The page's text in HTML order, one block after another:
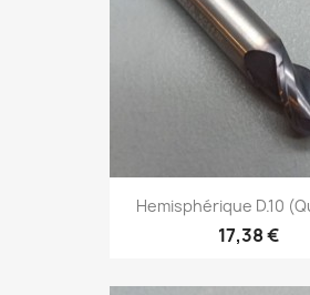
Hemisphérique D.10
17,38 €